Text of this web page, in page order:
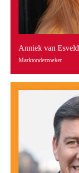
Anniek van Esveld
Marktonderzoeker